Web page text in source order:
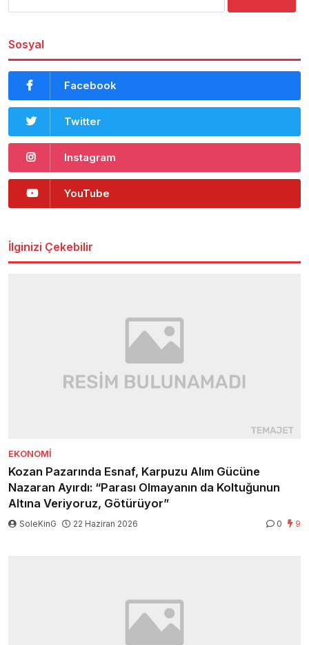
Sosyal
Facebook
Twitter
Instagram
YouTube
İlginizi Çekebilir
EKONOMI
Kozan Pazarında Esnaf, Karpuzu Alım Gücüne
Nazaran Ayırdı: “Parası Olmayanın da Koltuğunun
Altına Veriyoruz, Götürüyor”
SoleKinG 22 Haziran 2026 0 9